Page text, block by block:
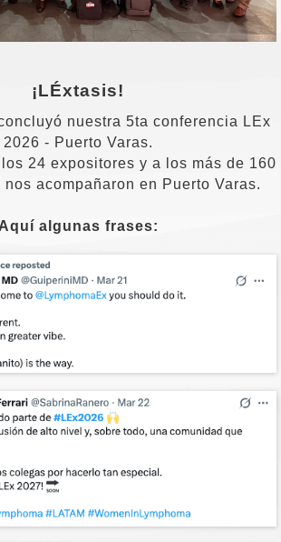
¡LÉxtasis!
nuestra 5ta conferencia LEx
2026 - Puerto Varas.
24 expositores y a los más de 160
acompañaron en Puerto Varas.
Aquí algunas frases: